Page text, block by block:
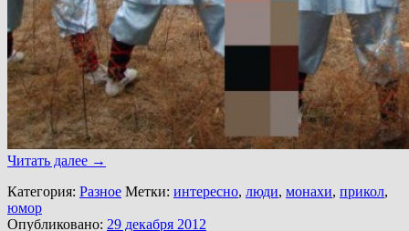
Читать далее →
Категория: Разное Метки: интересно, люди, монахи, прикол,
юмор
Опубликовано: 29 декабря 2012